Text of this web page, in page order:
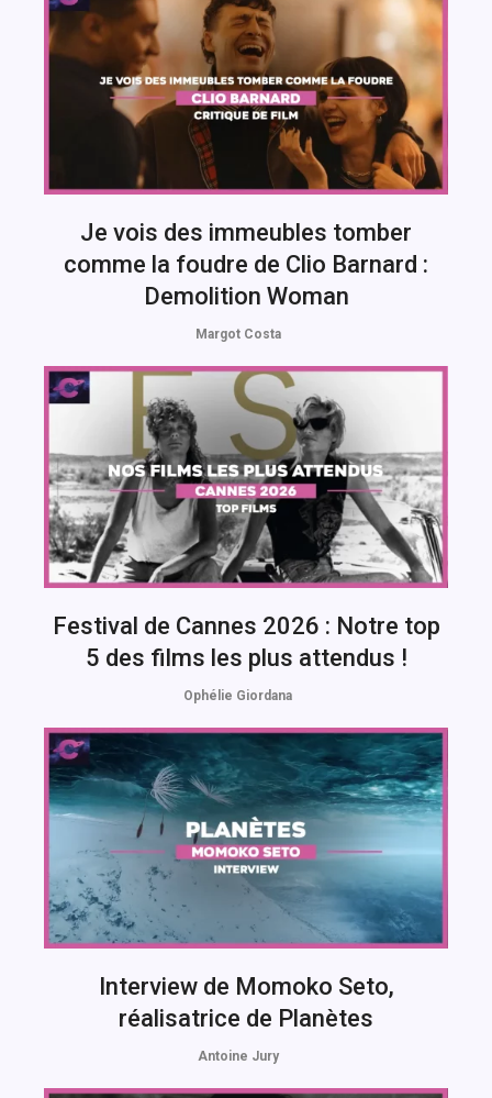
Je vois des immeubles tomber
comme la foudre de Clio Barnard :
Demolition Woman
Margot Costa
Festival de Cannes 2026 : Notre top
5 des films les plus attendus !
Ophélie Giordana
Interview de Momoko Seto,
réalisatrice de Planètes
Antoine Jury